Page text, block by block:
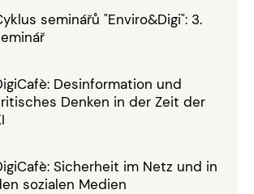
seminářů "Enviro&Digi": 3.
Desinformation und
Denken in der Zeit der
Sicherheit im Netz und in
sozialen Medien